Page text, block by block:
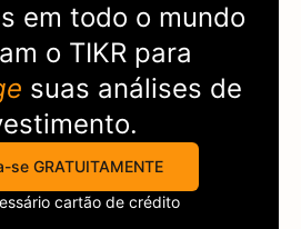
em todo o mundo
o TIKRpara
suas análises de
se GRATUITAMENTE
cartão de crédito